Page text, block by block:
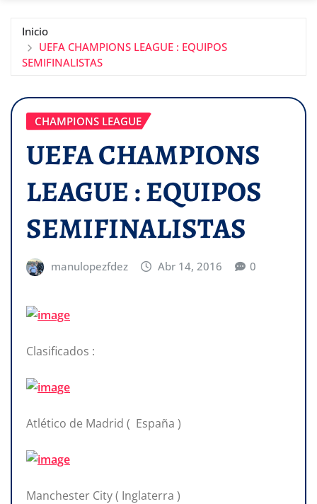
Inicio
UEFA CHAMPIONS LEAGUE : EQUIPOS
SEMIFINALISTAS
CHAMPIONS LEAGUE
UEFA CHAMPIONS
LEAGUE : EQUIPOS
SEMIFINALISTAS
manulopezfdez Abr 14, 2016 0
Clasificados :
Atlético de Madrid ( España )
Manchester City ( Inglaterra )